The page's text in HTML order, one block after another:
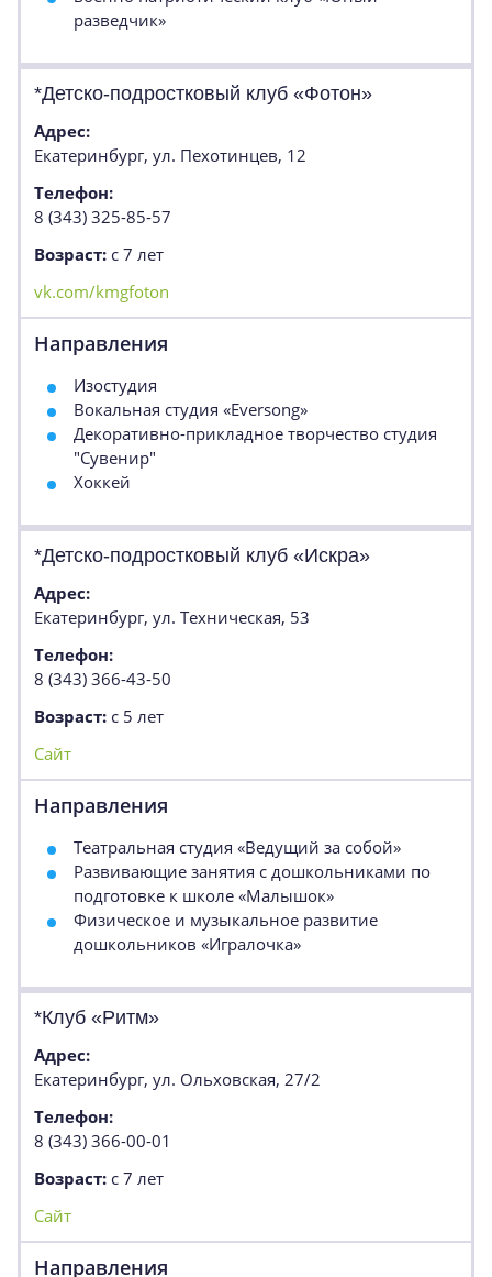
разведчик»
*Детско-подростковый клуб «Фотон»
Адрес:
Екатеринбург, ул. Пехотинцев, 12
Телефон:
8 (343) 325-85-57
Возраст: с 7 лет
vk.com/kmgfoton
Направления
Изостудия
Вокальная студия «Eversong»
Декоративно-прикладное творчество студия
"Сувенир"
Хоккей
*Детско-подростковый клуб «Искра»
Адрес:
Екатеринбург, ул. Техническая, 53
Телефон:
8 (343) 366-43-50
Возраст: с 5 лет
Сайт
Направления
Театральная студия «Ведущий за собой»
Развивающие занятия с дошкольниками по
подготовке к школе «Малышок»
Физическое и музыкальное развитие
дошкольников «Игралочка»
*Клуб «Ритм»
Адрес:
Екатеринбург, ул. Ольховская, 27/2
Телефон:
8 (343) 366-00-01
Возраст: с 7 лет
Сайт
Направления